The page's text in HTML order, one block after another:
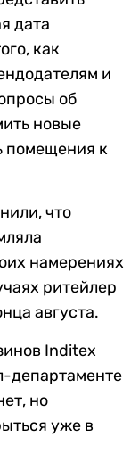
дата
как
и
об
новые
помещения к
что
намерениях
ритейлер
августа.
Inditex
департаменте
но
уже в